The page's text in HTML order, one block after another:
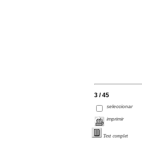
3 / 45
seleccionar
imprimir
Text complet